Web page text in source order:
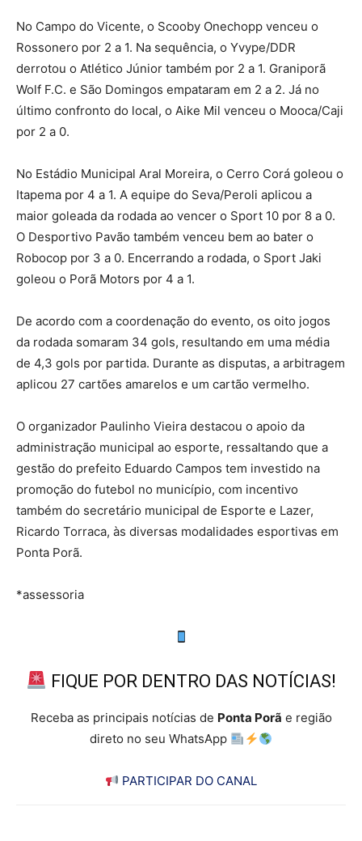
No Campo do Vicente, o Scooby Onechopp venceu o
Rossonero por 2 a 1. Na sequência, o Yvype/DDR
derrotou o Atlético Júnior também por 2 a 1. Graniporã
Wolf F.C. e São Domingos empataram em 2 a 2. Já no
último confronto do local, o Aike Mil venceu o Mooca/Caji
por 2 a 0.
No Estádio Municipal Aral Moreira, o Cerro Corá goleou o
Itapema por 4 a 1. A equipe do Seva/Peroli aplicou a
maior goleada da rodada ao vencer o Sport 10 por 8 a 0.
O Desportivo Pavão também venceu bem ao bater o
Robocop por 3 a 0. Encerrando a rodada, o Sport Jaki
goleou o Porã Motors por 4 a 1.
De acordo com a coordenação do evento, os oito jogos
da rodada somaram 34 gols, resultando em uma média
de 4,3 gols por partida. Durante as disputas, a arbitragem
aplicou 27 cartões amarelos e um cartão vermelho.
O organizador Paulinho Vieira destacou o apoio da
administração municipal ao esporte, ressaltando que a
gestão do prefeito Eduardo Campos tem investido na
promoção do futebol no município, com incentivo
também do secretário municipal de Esporte e Lazer,
Ricardo Torraca, às diversas modalidades esportivas em
Ponta Porã.
*assessoria
FIQUE POR DENTRO DAS NOTÍCIAS!
Receba as principais notícias de Ponta Porã e região
direto no seu WhatsApp
PARTICIPAR DO CANAL